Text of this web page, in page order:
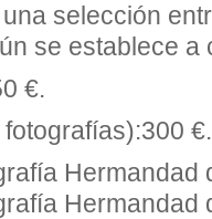
selección
se establece a
€.
€.
Hermandad
Hermandad